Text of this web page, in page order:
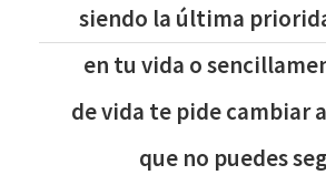
siendo la última
en tu vida o
de vida te pide cambiar
que no puedes